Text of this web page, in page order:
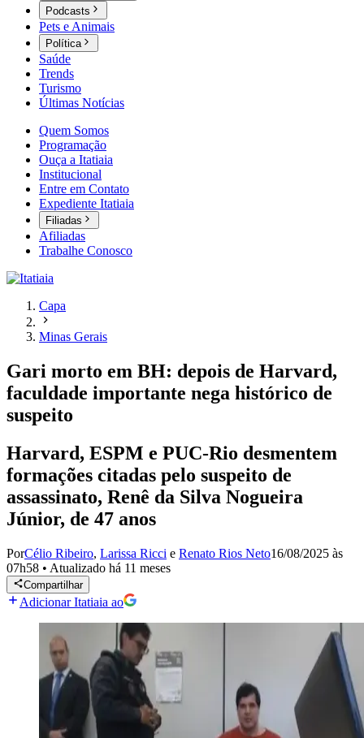
Podcasts
Pets e Animais
Política
Saúde
Trends
Turismo
Últimas Notícias
Quem Somos
Programação
Ouça a Itatiaia
Institucional
Entre em Contato
Expediente Itatiaia
Filiadas
Afiliadas
Trabalhe Conosco
Capa
Minas Gerais
Gari morto em BH: depois de Harvard,
faculdade importante nega histórico de
suspeito
Harvard, ESPM e PUC-Rio desmentem
formações citadas pelo suspeito de
assassinato, Renê da Silva Nogueira
Júnior, de 47 anos
PorCélio Ribeiro, Larissa Ricci e Renato Rios Neto16/08/2025 às
07h58 • Atualizado há 11 meses
Compartilhar
Adicionar Itatiaia ao